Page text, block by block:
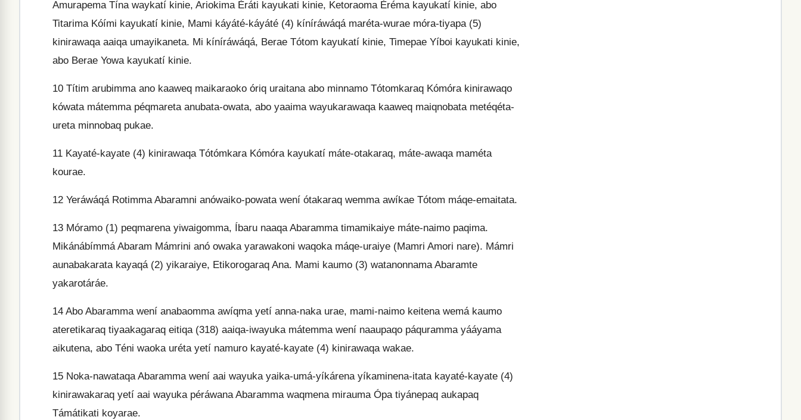
Amurapema Tína waykatí kinie, Ariokima Éráti kayukati kinie, Ketoraoma Éréma kayukatí kinie, abo
Titarima Kóími kayukatí kinie, Mami káyáté-káyáté (4) kíníráwáqá maréta-wurae móra-tiyapa (5)
kinirawaqa aaiqa umayikaneta. Mi kíníráwáqá, Berae Tótom kayukatí kinie, Timepae Yíboi kayukati kinie,
abo Berae Yowa kayukatí kinie.
10 Títim arubimma ano kaaweq maikaraoko óriq uraitana abo minnamo Tótomkaraq Kómóra kinirawaqo
kówata mátemma péqmareta anubata-owata, abo yaaima wayukarawaqa kaaweq maiqnobata metéqéta-
ureta minnobaq pukae.
11 Kayaté-kayate (4) kinirawaqa Tótómkara Kómóra kayukatí máte-otakaraq, máte-awaqa maméta
kourae.
12 Yeráwáqá Rotimma Abaramni anówaiko-powata wení ótakaraq wemma awíkae Tótom máqe-emaitata.
13 Móramo (1) peqmarena yiwaigomma, Íbaru naaqa Abaramma timamikaiye máte-naimo paqima.
Mikánábímmá Abaram Mámrini anó owaka yarawakoni waqoka máqe-uraiye (Mamri Amori nare). Mámri
aunabakarata kayaqá (2) yikaraiye, Etikorogaraq Ana. Mami kaumo (3) watanonnama Abaramte
yakarotáráe.
14 Abo Abaramma wení anabaomma awíqma yetí anna-naka urae, mami-naimo keitena wemá kaumo
ateretikaraq tiyaakagaraq eitiqa (318) aaiqa-iwayuka mátemma wení naaupaqo páquramma yááyama
aikutena, abo Téni waoka uréta yetí namuro kayaté-kayate (4) kinirawaqa wakae.
15 Noka-nawataqa Abaramma wení aai wayuka yaika-umá-yíkárena yíkaminena-itata kayaté-kayate (4)
kinirawakaraq yetí aai wayuka péráwana Abaramma waqmena mirauma Ópa tiyánepaq aukapaq
Támátikati koyarae.